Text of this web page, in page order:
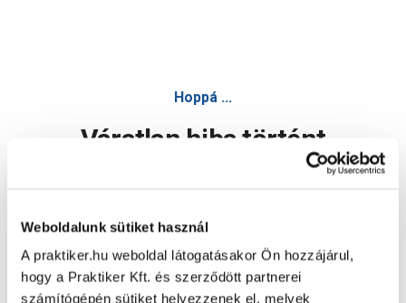
Weboldalunk sütiket használ
A praktiker.hu weboldal látogatásakor Ön hozzájárul,
hogy a Praktiker Kft. és szerződött partnerei
számítógépén sütiket helyezzenek el, melyek
Hoppá ...
Váratlan hiba történt
Oldal újratöltése